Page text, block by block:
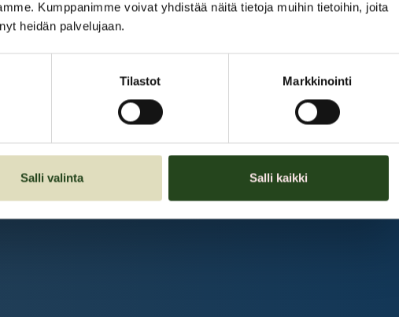
Kumppanimme voivat yhdistää näitä tietoja muihin tietoihin, joita
heidän palvelujaan.
Tilastot Markkinointi
Salli valinta Salli kaikki
sisään.Kirjaudu sisään